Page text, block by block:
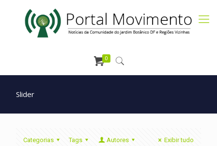
0
Slider
Categorias Tags Autores Exibir tudo